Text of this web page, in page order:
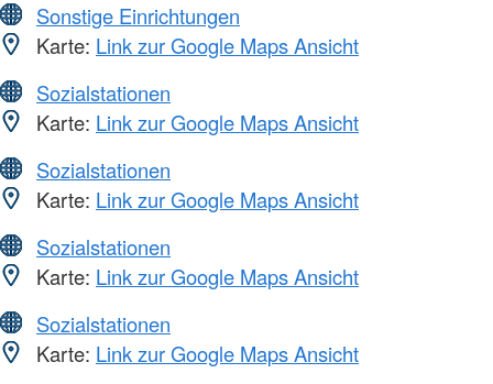
Sonstige Einrichtungen
Karte: Link zur Google Maps Ansicht
Sozialstationen
Karte: Link zur Google Maps Ansicht
Sozialstationen
Karte: Link zur Google Maps Ansicht
Sozialstationen
Karte: Link zur Google Maps Ansicht
Sozialstationen
Karte: Link zur Google Maps Ansicht